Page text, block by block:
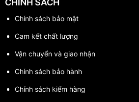
toán.
WUFENG
CHÍNH SÁCH
Chính sách bảo mật
Cam kết chất lượng
Vận chuyển và giao nhận
Chính sách bảo hành
Chính sách kiểm hàng